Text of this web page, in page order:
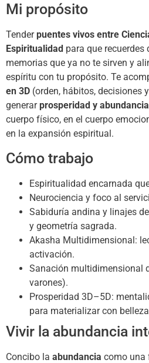
Mi propósito
Tenderpuentes vivos entre
Espiritualidad para que recuerdes
memorias que ya no te sirven y
espíritu con tu propósito. Te
en 3D (orden, hábitos, decisiones
generarprosperidad y
cuerpo físico, en el cuerpo
en la expansión espiritual.
Cómo trabajo
Espiritualidad encarnada
Neurociencia y foco al
Sabiduría andina y linajes
y geometría sagrada.
Akasha Multidimensional:
activación.
Sanación multidimensional
varones).
Prosperidad 3D–5D:
para materializar con
Vivir la abundancia
Concibo la abundancia como una